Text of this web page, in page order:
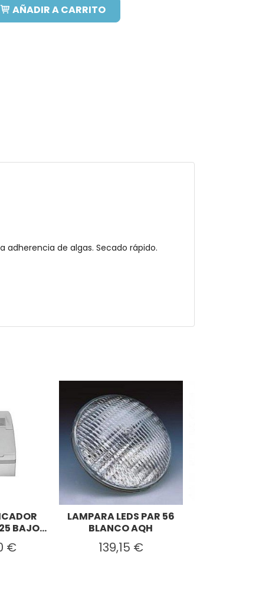
AÑADIR A CARRITO
adherencia de algas. Secado rápido.
BAJO...
€
LAMPARA LEDS PAR 56
BLANCO AQH
139,15 €